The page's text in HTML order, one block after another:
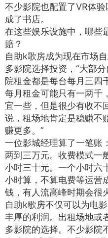
不少影院也配置了VR体
成了书店。
在这些娱乐设施中，哪些
赔？
自助k歌房成为现在市场
多影院选择投资，“大部
院租金都是每台每月三四
每月租金可能只有一两千
宜一些，但是很少有收不
说，租场地肯定是稳赚不
赚更多。”
一位影城经理算了一笔账
两到三万元。收费模式一
小时三十元。一个小时六
小时算，不算电费等运营
钱，有人流高峰时期会很
自助k歌房不仅可以为电
丰厚的利润。出租场地或
多影院的选择。不少影院